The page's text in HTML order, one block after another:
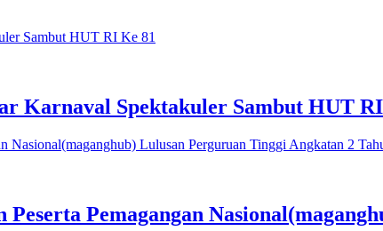
Karnaval Spektakuler Sambut HUT
Peserta Pemagangan